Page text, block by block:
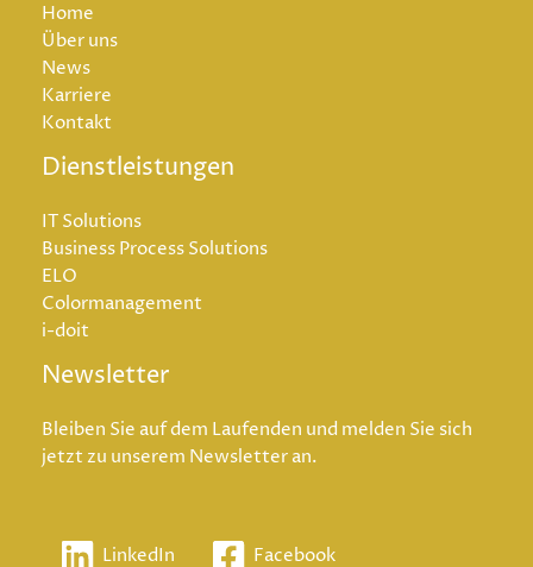
Home
Über uns
News
Karriere
Kontakt
Dienstleistungen
IT Solutions
Business Process Solutions
ELO
Colormanagement
i-doit
Newsletter
Bleiben Sie auf dem Laufenden und melden Sie sich
jetzt zu unserem Newsletter an.
LinkedIn Facebook